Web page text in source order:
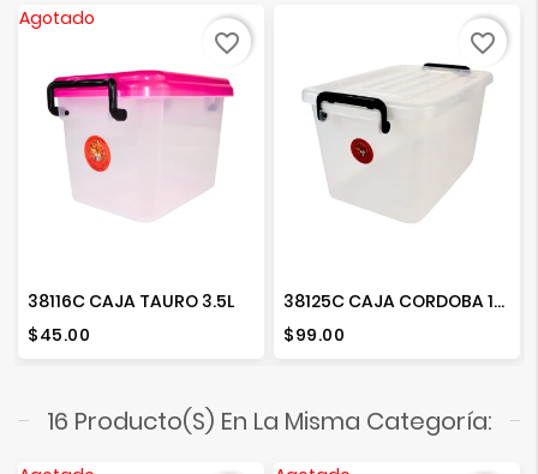
Agotado
38116C CAJA TAURO 3.5L
Precio
$45.00
favorite_border
38125C CAJA CORDOBA 10L
Precio
$99.00
favorite_border
16 Producto(s) En La Misma Categoría: